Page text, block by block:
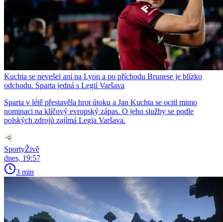
Kuchta se nevešel ani na Lyon a po příchodu Brunese je blízko
odchodu. Sparta jedná s Legií Varšava
Sparta v létě přestavěla hrot útoku a Jan Kuchta se ocitl mimo
nominaci na klíčový evropský zápas. O jeho služby se podle
polských zdrojů zajímá Legia Varšava.
SportyŽivě
dnes, 19:57
3 min